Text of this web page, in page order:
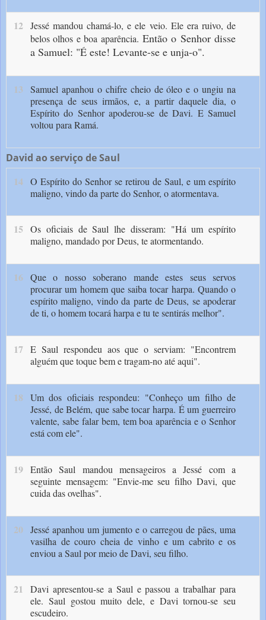
12 Jessé mandou chamá-lo, e ele veio. Ele era ruivo, de
belos olhos e boa aparência. Então o Senhor disse
a Samuel: "É este! Levante-se e unja-o".
13
Samuel apanhou o chifre cheio de óleo e o ungiu na
presença de seus irmãos, e, a partir daquele dia, o
Espírito do Senhor apoderou-se de Davi. E Samuel
voltou para Ramá.
David ao serviço de Saul
14 O Espírito do Senhor se retirou de Saul, e um espírito
maligno, vindo da parte do Senhor, o atormentava.
15
Os oficiais de Saul lhe disseram: "Há um espírito
maligno, mandado por Deus, te atormentando.
16 Que o nosso soberano mande estes seus servos
procurar um homem que saiba tocar harpa. Quando o
espírito maligno, vindo da parte de Deus, se apoderar
de ti, o homem tocará harpa e tu te sentirás melhor".
17 E Saul respondeu aos que o serviam: "Encontrem
alguém que toque bem e tragam-no até aqui".
18
Um dos oficiais respondeu: "Conheço um filho de
Jessé, de Belém, que sabe tocar harpa. É um guerreiro
valente, sabe falar bem, tem boa aparência e o Senhor
está com ele".
19 Então Saul mandou mensageiros a Jessé com a
seguinte mensagem: "Envie-me seu filho Davi, que
cuida das ovelhas".
20 Jessé apanhou um jumento e o carregou de pães, uma
vasilha de couro cheia de vinho e um cabrito e os
enviou a Saul por meio de Davi, seu filho.
21
Davi apresentou-se a Saul e passou a trabalhar para
ele. Saul gostou muito dele, e Davi tornou-se seu
escudeiro.